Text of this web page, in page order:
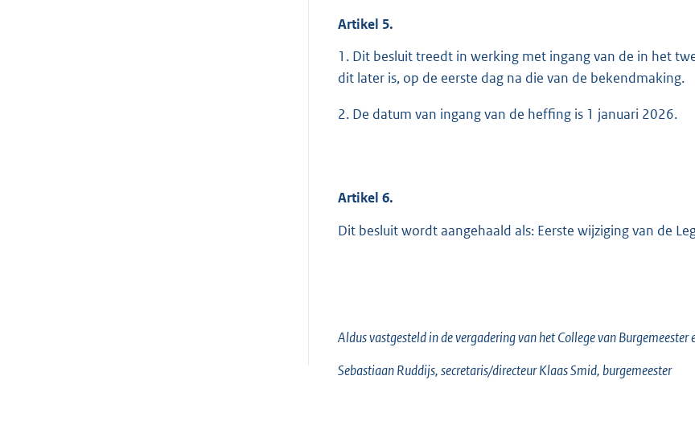
Artikel 5.
1. Dit besluit treedt in werking met ingang van de in het
dit later is, op de eerste dag na die van de bekendmaking.
2. De datum van ingang van de heffing is 1 januari 2026.
Artikel 6.
Dit besluit wordt aangehaald als: Eerste wijziging van de
Aldus vastgesteld in de vergadering van het College van
Sebastiaan Ruddijs, secretaris/directeur Klaas Smid, burgemeester